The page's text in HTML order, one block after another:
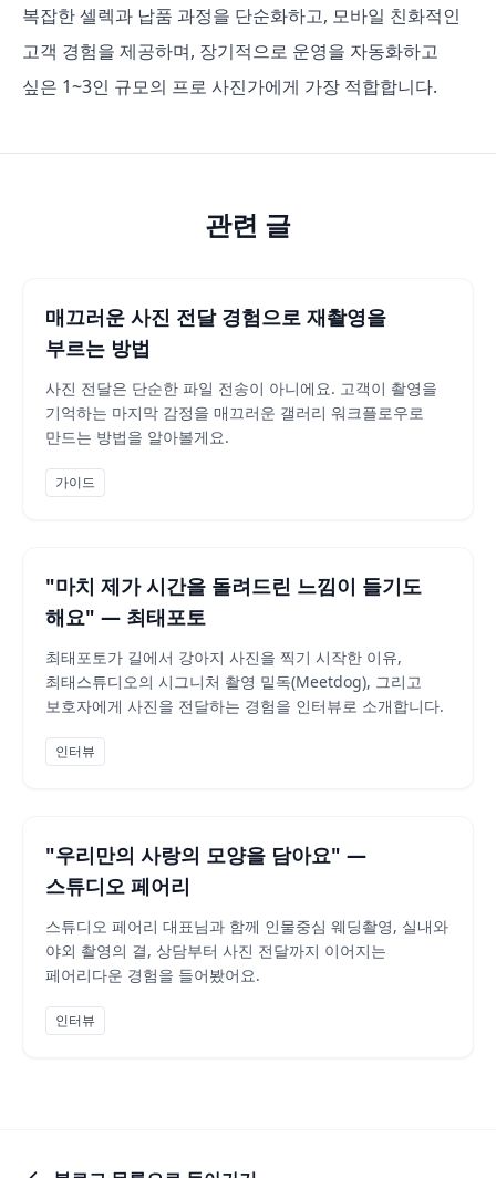
복잡한 셀렉과 납품 과정을 단순화하고, 모바일 친화적인
고객 경험을 제공하며, 장기적으로 운영을 자동화하고
싶은 1~3인 규모의 프로 사진가에게 가장 적합합니다.
해외 고객이 조금 있는데, 국내 플랫폼을 쓰면 안 되나요?
써도 괜찮아요. 해외 고객이 조금인 단계라면, 국내 플랫폼(픽
관련 글
매끄러운 사진 전달 경험으로 재촬영을
부르는 방법
사진 전달은 단순한 파일 전송이 아니에요. 고객이 촬영을
기억하는 마지막 감정을 매끄러운 갤러리 워크플로우로
만드는 방법을 알아볼게요.
가이드
"마치 제가 시간을 돌려드린 느낌이 들기도
해요" — 최태포토
최태포토가 길에서 강아지 사진을 찍기 시작한 이유,
최태스튜디오의 시그니처 촬영 밑독(Meetdog), 그리고
보호자에게 사진을 전달하는 경험을 인터뷰로 소개합니다.
인터뷰
"우리만의 사랑의 모양을 담아요" —
스튜디오 페어리
스튜디오 페어리 대표님과 함께 인물중심 웨딩촬영, 실내와
야외 촬영의 결, 상담부터 사진 전달까지 이어지는
페어리다운 경험을 들어봤어요.
인터뷰